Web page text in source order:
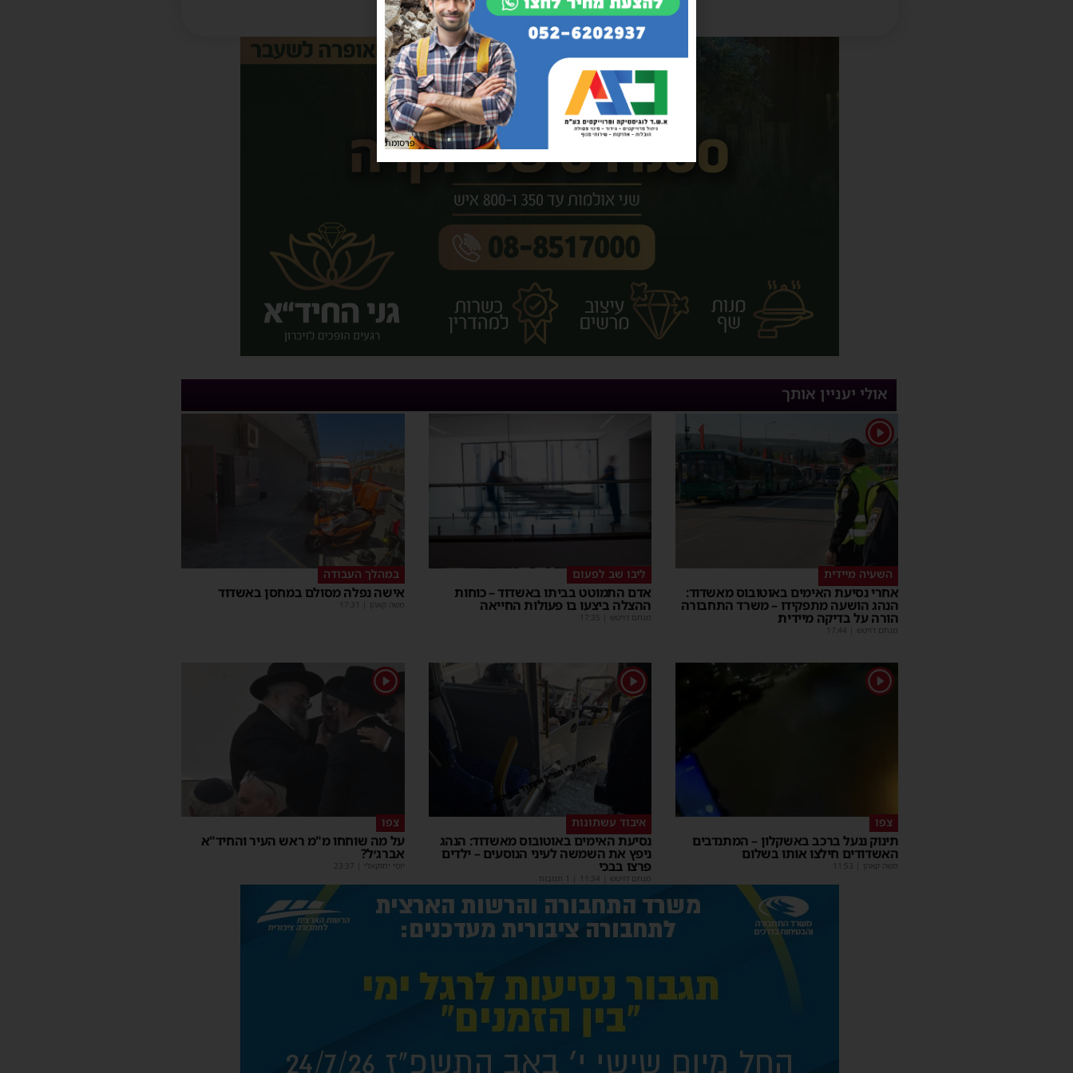
אולי יעניין אותך
1
השעיה מיידית
אחרי נסיעת האימים באוטובוס מאשדוד:
הנהג הושעה מתפקידו – משרד התחבורה
הורה על בדיקה מיידית
מנחם דויטש 17:44
ליבו שב לפעום
אדם התמוטט בביתו באשדוד – כוחות
ההצלה ביצעו בו פעולות החייאה
מנחם דויטש 17:35
במהלך העבודה
אישה נפלה מסולם במחסן באשדוד
משה קאהן 17:31
1
צפו
תינוק ננעל ברכב באשקלון – המתנדבים
האשדודים חילצו אותו בשלום
משה קאהן 11:53
1
איבוד עשתונות
נסיעת האימים באוטובוס מאשדוד: הנהג
ניפץ את השמשה לעיני הנוסעים – ילדים
פרצו בבכי
מנחם דויטש 11:34
1
צפו
על מה שוחחו מ"מ ראש העיר והחיד"א
אברג׳ל?
יוסי יחזקאלי 23:37
פרסומת